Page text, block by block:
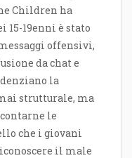
Children ha
15-19enni è stato
offensivi,
da chat e
la
strutturale, ma
le
che i giovani
il male